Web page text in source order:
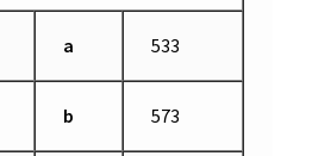
a 533
b 573